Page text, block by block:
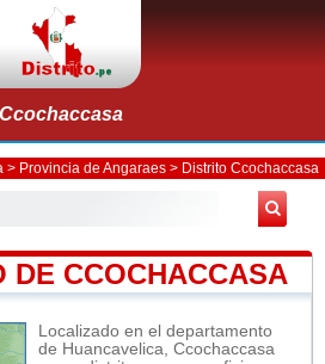
Ccochaccasa
> Provincia de Angaraes> Distrito Ccochaccasa
DE CCOCHACCASA
Localizado en el departamento
de Huancavelica, Ccochaccasa